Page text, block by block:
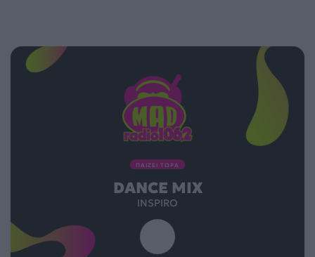
ΠΑΙΖΕΙ ΤΩΡΑ
DANCE MIX
INSPIRO